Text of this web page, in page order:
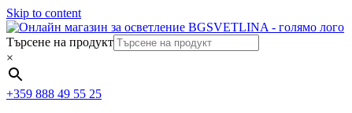
Skip to content
Търсене на продукт
×
+359 888 49 55 25